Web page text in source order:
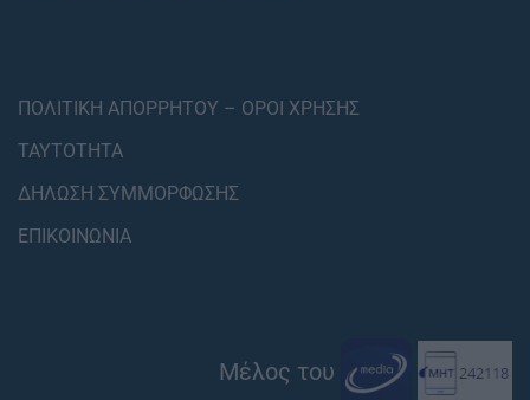
ΠΟΛΙΤΙΚΗ ΑΠΟΡΡΗΤΟΥ – ΟΡΟΙ ΧΡΗΣΗΣ
ΤΑΥΤΟΤΗΤΑ
ΔΗΛΩΣΗ ΣΥΜΜΟΡΦΩΣΗΣ
ΕΠΙΚΟΙΝΩΝΙΑ
Μέλος του